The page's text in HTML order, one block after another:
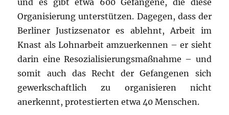
und es gibt etwa 600 Gefangene, die diese
Organisierung unterstützen. Dagegen, dass der
Berliner Justizsenator es ablehnt, Arbeit im
Knast als Lohnarbeit amzuerkennen – er sieht
darin eine Resozialisierungsmaßnahme – und
somit auch das Recht der Gefangenen sich
gewerkschaftlich zu organisieren nicht
anerkennt, protestierten etwa 40 Menschen.